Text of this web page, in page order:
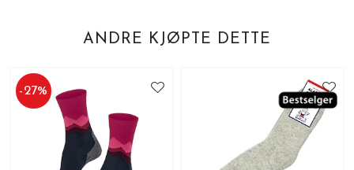
ANDRE KJØPTE DETTE
-27%